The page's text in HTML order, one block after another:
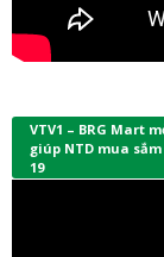
VTV1 – BRG Mart
giúp NTD mua
19